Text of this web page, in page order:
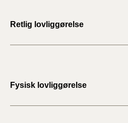
Retlig lovliggørelse
Fysisk lovliggørelse